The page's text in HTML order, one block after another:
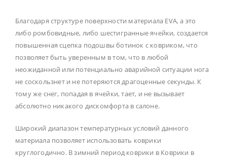
Благодаря структуре поверхности материала EVA, а это
либо ромбовидные, либо шестигранные ячейки, создается
повышенная сцепка подошвы ботинок с ковриком, что
позволяет быть уверенным в том, что в любой
неожиданной или потенциально аварийной ситуации нога
не соскользнет и не потеряются драгоценные секунды. К
тому же снег, попадая в ячейки, тает, и не вызывает
абсолютно никакого дискомфорта в салоне.
Широкий диапазон температурных условий данного
материала позволяет использовать коврики
круглогодично. В зимний период коврики в Коврики в